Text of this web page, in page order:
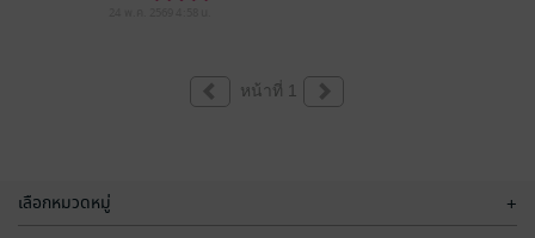
หน้าที่ 1
เลือกหมวดหมู่ +